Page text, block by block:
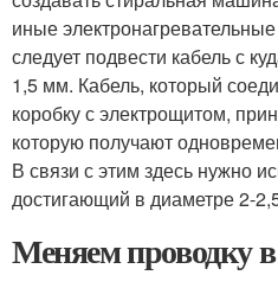
иные
следует подвести кабель с
1,5 мм. Кабель, который
коробку с электрощитом,
которую получают
В связи с этим здесь нужно
достигающий в диаметре 2-
Меняем проводку